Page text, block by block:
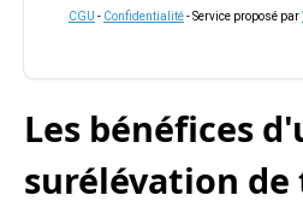
CGU - Confidentialité- Service proposé par
Les bénéfices
surélévation